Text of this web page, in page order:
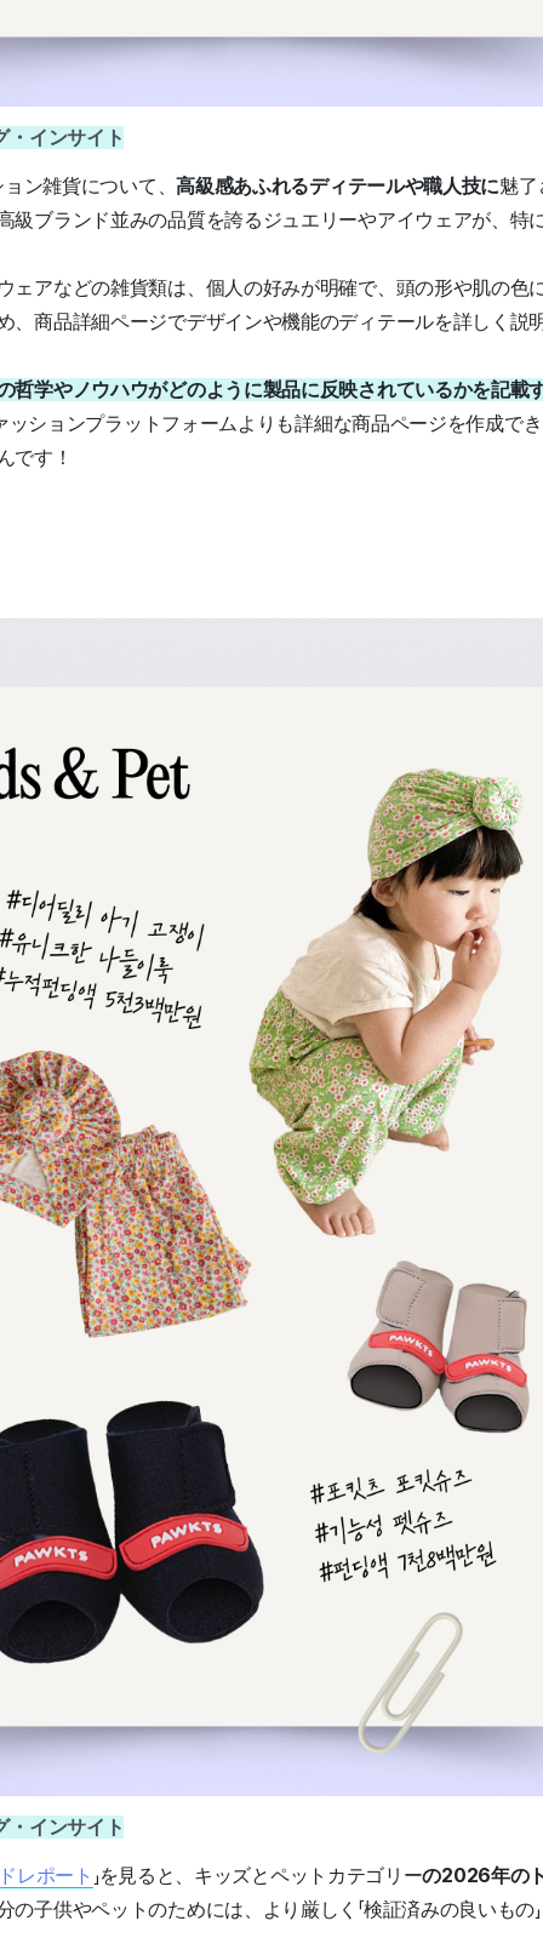
・インサイト
ン雑貨について、高級感あふれるディテールや職人技に魅了
級ブランド並みの品質を誇るジュエリーやアイウェアが、特
ェアなどの雑貨類は、個人の好みが明確で、頭の形や肌の色
、商品詳細ページでデザインや機能のディテールを詳しく説
哲学やノウハウがどのように製品に反映されているかを記載
ッションプラットフォームよりも詳細な商品ページを作成で
です！
・インサイト
レポート 」を見ると、キッズとペットカテゴリーの2026年のト
の子供やペットのためには、より厳しく「検証済みの良いもの